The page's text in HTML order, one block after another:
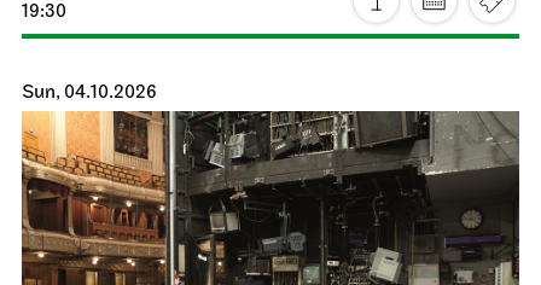
19:30
Sun, 04.10.2026